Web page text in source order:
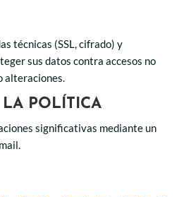
técnicas (SSL, cifrado) y
sus datos contra accesos no
alteraciones.
POLÍTICA
significativas mediante un